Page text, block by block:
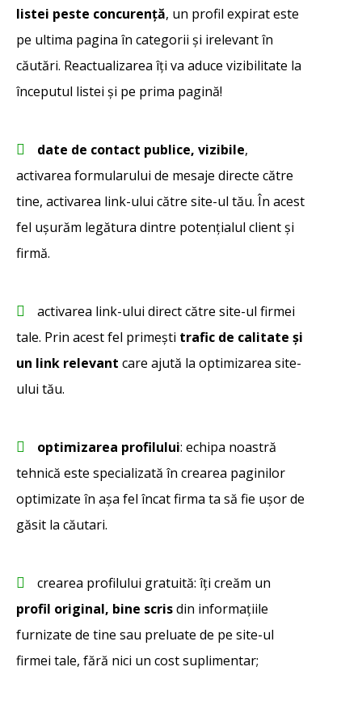
listei peste concurență, un profil expirat este
pe ultima pagina în categorii și irelevant în
căutări. Reactualizarea îți va aduce vizibilitate la
începutul listei și pe prima pagină!
date de contact publice, vizibile,
activarea formularului de mesaje directe către
tine, activarea link-ului către site-ul tău. În acest
fel ușurăm legătura dintre potențialul client și
firmă.
activarea link-ului direct către site-ul firmei
tale. Prin acest fel primești trafic de calitate și
un link relevant care ajută la optimizarea site-
ului tău.
optimizarea profilului: echipa noastră
tehnică este specializată în crearea paginilor
optimizate în așa fel încat firma ta să fie ușor de
găsit la căutari.
crearea profilului gratuită: îți creăm un
profil original, bine scrisdin informațiile
furnizate de tine sau preluate de pe site-ul
firmei tale, fără nici un cost suplimentar;